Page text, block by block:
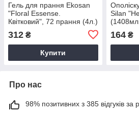
Гель для прання Ekosan
"Floral Essense.
Квітковий", 72 прання (4л.)
312 ₴
Купити
Silan
164₴
Про нас
98% позитивних з 385 відгуків за